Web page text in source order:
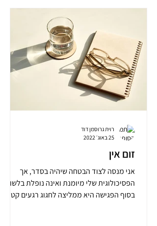
זום אין
אני מנסה לצוד הבטחה שיהיה בסדר, אך
הפסיכולוגית שלי מיומנת ואינה נופלת בלשונה.
בסוף הפגישה היא ממליצה לחגוג רגעים קטנים
רוית גרוסמן דוד
25 באוג׳ 2022